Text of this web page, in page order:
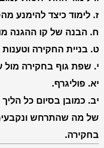
ז. לימוד כיצד להימנע
ח. הבנה של קו ההגנה
ט. בניית החקירה
י. שפת גוף בחקירה מול
יא. פוליגרף.
יב. כמובן בסיום כל
של מה שהתרחש
בחקירה.